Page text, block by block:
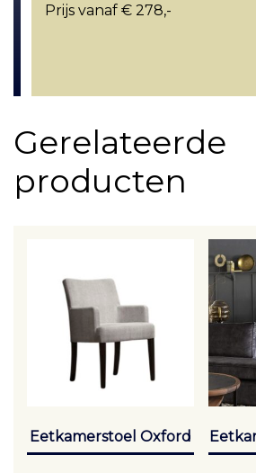
Prijs vanaf € 278,-
Gerelateerde
producten
Eetkamerstoel Oxford